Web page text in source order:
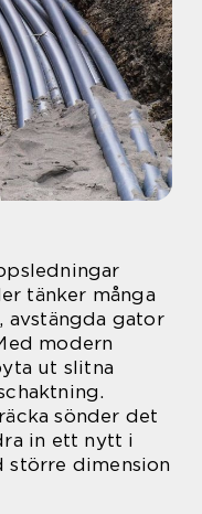
tänker många
avstängda gator
modern
ut slitna
sönder det
in ett nytt i
större dimension